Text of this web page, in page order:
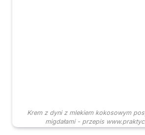
Krem z dyni z mlekiem kokosowym
migdałami - przepis